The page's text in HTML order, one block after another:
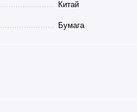
Китай
Бумага